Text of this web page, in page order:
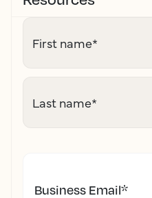
First name*
Last name*
Business Email*